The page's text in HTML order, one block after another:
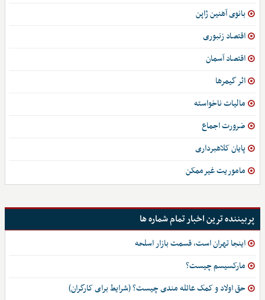
بانوی آهنین ژاپن
اقتصاد زنبوری
اقتصاد آسمان
اثر گیمرها
مالیات ناخواسته
ضرورت اجماع
پایان کلاهبرداری
ماموریت غیرممکن
پربیننده ترین اخبار تمام شماره ها
اینجا تهران است، قسمت بازار اسلحه
مارکسیسم چیست؟
حق اولاد و کمک عائله مندی چیست؟ (شرایط برای کارگران)